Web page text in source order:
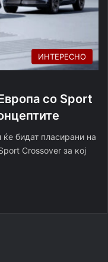
ИНТЕРЕСНО
со Sport
ќе бидат пласирани на
Crossover за кој